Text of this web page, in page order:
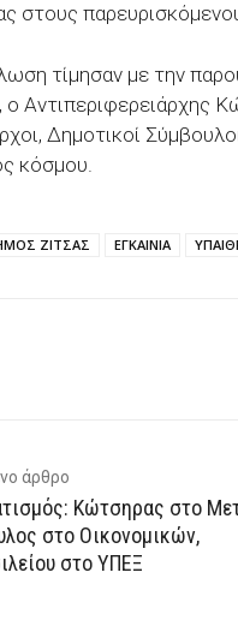
στους
τίμησαν με την
ο Αντιπεριφερειάρχης
Δημοτικοί
κόσμου.
ΖΙΤΣΑΣ ΕΓΚΑΙΝΙΑ
άρθρο
Κώτσηρας στο
στο Οικονομικών,
στο ΥΠΕΞ